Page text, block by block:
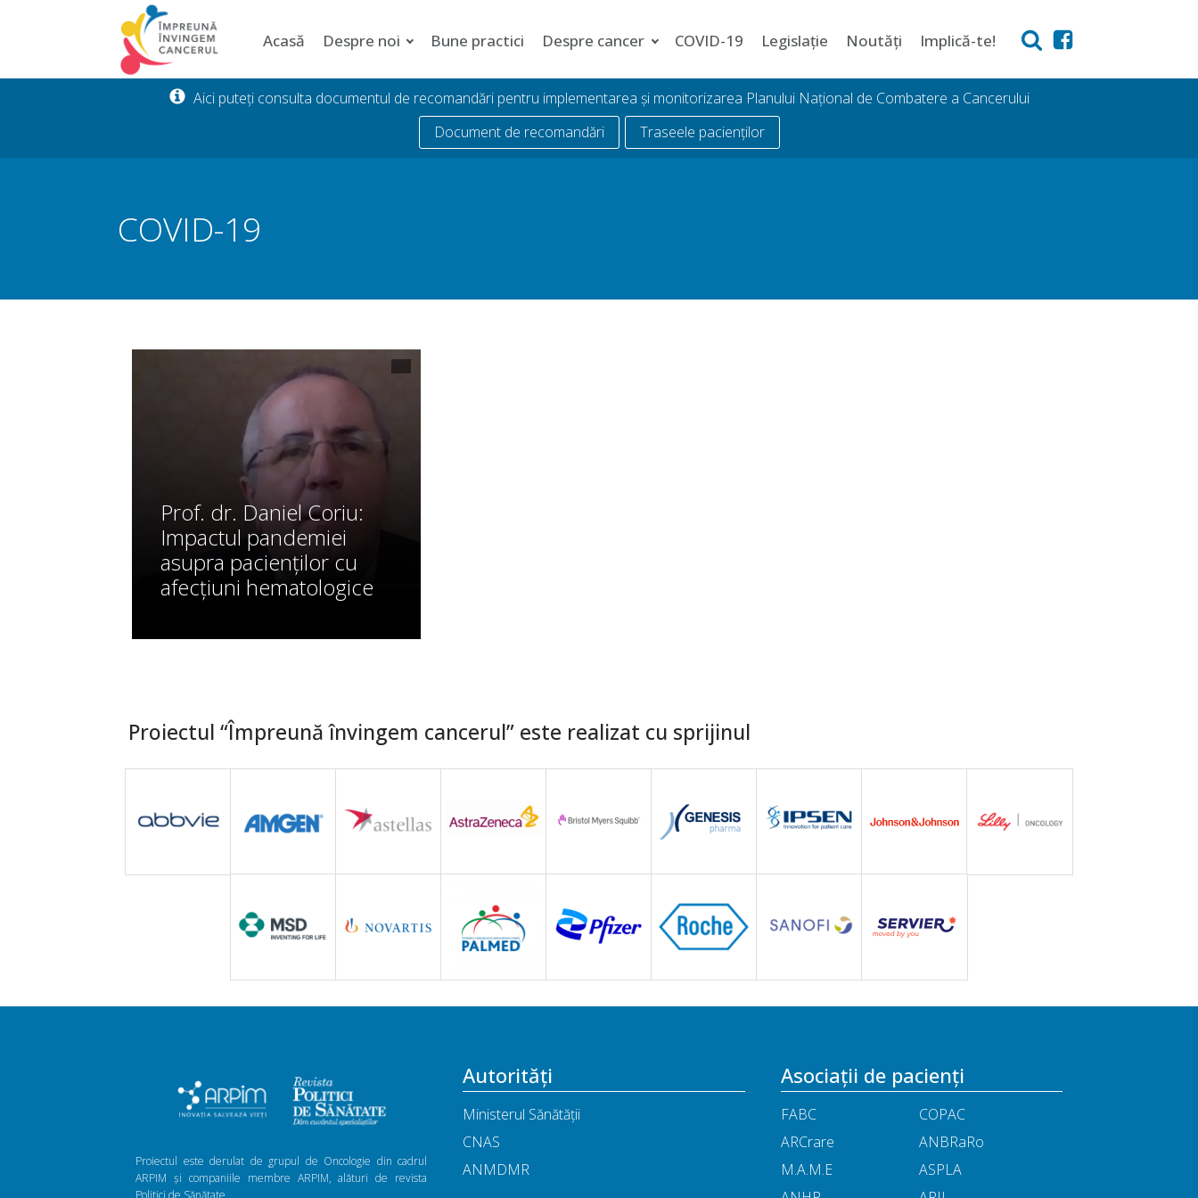
Acasă Despre noi Bune practici Despre cancer COVID-19 Legislație Noutăți Implică-te!
Aici puteți consulta documentul de recomandări pentru implementarea și monitorizarea Planului Național de Combatere a Cancerului
Document de recomandări
Traseele pacienților
COVID-19
Prof. dr. Daniel Coriu:
Impactul pandemiei
asupra pacienților cu
afecțiuni hematologice
Proiectul “Împreună învingem cancerul” este realizat cu sprijinul
Proiectul este derulat de grupul de Oncologie din cadrul
ARPIM și companiile membre ARPIM, alături de revista
Politici de Sănătate
Autorități
Ministerul Sănătății
CNAS
ANMDMR
Asociații de pacienți
FABC
COPAC
ARCrare
ANBRaRo
M.A.M.E
ASPLA